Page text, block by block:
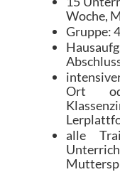
Woche,
Gruppe:
Ort
alle